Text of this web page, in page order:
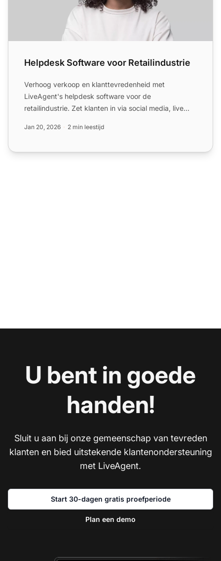
Helpdesk Software voor Retailindustrie
Verhoog verkoop en klanttevredenheid met
LiveAgent's helpdesk software voor de
retailindustrie. Zet klanten in via social media, live
Jan 20, 2026 2 min leestijd
U bent in goede
handen!
Sluit u aan bij onze gemeenschap van tevreden
klanten en bied uitstekende klantenondersteuning
met LiveAgent.
Start 30-dagen gratis proefperiode
Plan een demo